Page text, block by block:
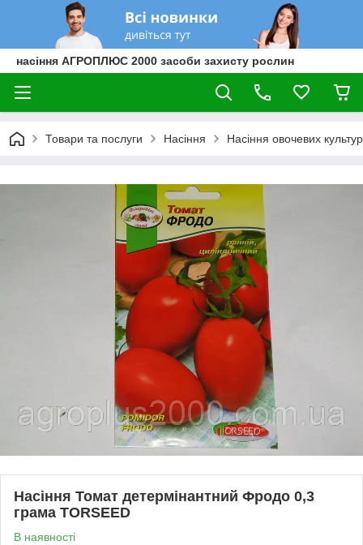
насіння АГРОПЛЮС 2000 засоби захисту рослин
Товари та послуги Насіння Насіння овочевих культур
Насіння Томат детермінантний Фродо 0,3
грама TORSEED
В наявності